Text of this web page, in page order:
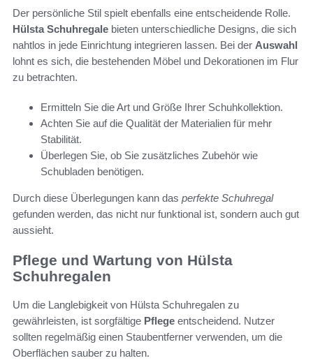
Der persönliche Stil spielt ebenfalls eine entscheidende Rolle.
Hülsta Schuhregale bieten unterschiedliche Designs, die sich
nahtlos in jede Einrichtung integrieren lassen. Bei der Auswahl
lohnt es sich, die bestehenden Möbel und Dekorationen im Flur
zu betrachten.
Ermitteln Sie die Art und Größe Ihrer Schuhkollektion.
Achten Sie auf die Qualität der Materialien für mehr
Stabilität.
Überlegen Sie, ob Sie zusätzliches Zubehör wie
Schubladen benötigen.
Durch diese Überlegungen kann das perfekte Schuhregal
gefunden werden, das nicht nur funktional ist, sondern auch gut
aussieht.
Pflege und Wartung von Hülsta
Schuhregalen
Um die Langlebigkeit von Hülsta Schuhregalen zu
gewährleisten, ist sorgfältige Pflege entscheidend. Nutzer
sollten regelmäßig einen Staubentferner verwenden, um die
Oberflächen sauber zu halten.